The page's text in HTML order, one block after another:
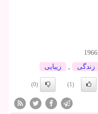
1966
زندگی زیبایی
(1)
(0)